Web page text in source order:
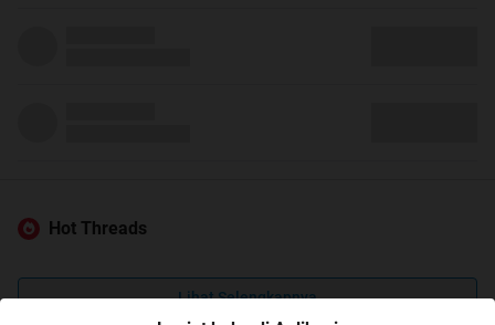
Hot Threads
Lihat Selengkapnya